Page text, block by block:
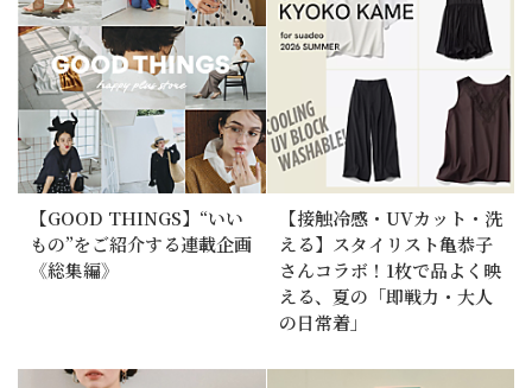
【GOOD THINGS】“いい
もの”をご紹介する連載企画
《総集編》
【接触冷感・UVカット・洗
える】スタイリスト亀恭子
さんコラボ！1枚で品よく映
える、夏の「即戦力・大人
の日常着」